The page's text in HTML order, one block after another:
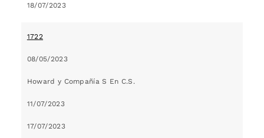
18/07/2023
1722
08/05/2023
Howard y Compañía S En C.S.
11/07/2023
17/07/2023